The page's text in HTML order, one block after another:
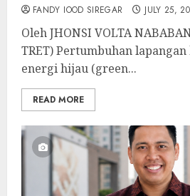
FANDY IOOD SIREGAR JULY 25,
Oleh JHONSI VOLTA
TRET) Pertumbuhan
energi hijau (green...
READ MORE